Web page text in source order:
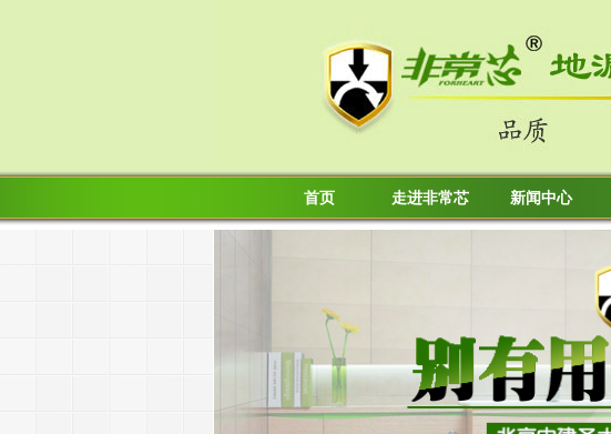
首页 走进非常芯 新闻中心